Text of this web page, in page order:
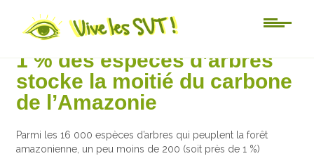
Actu-sciences
1 % des espèces d’arbres
stocke la moitié du carbone
de l’Amazonie
Parmi les 16 000 espèces d’arbres qui peuplent la forêt
amazonienne, un peu moins de 200 (soit près de 1 %)